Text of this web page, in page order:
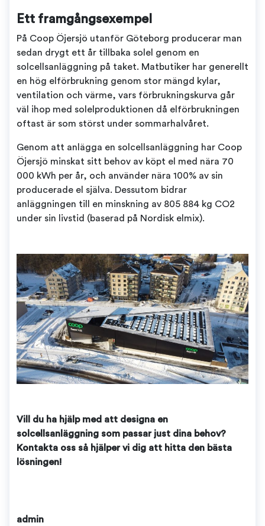
Ett framgångsexempel
På Coop Öjersjö utanför Göteborg producerar man
sedan drygt ett år tillbaka solel genom en
solcellsanläggning på taket. Matbutiker har generellt
en hög elförbrukning genom stor mängd kylar,
ventilation och värme, vars förbrukningskurva går
väl ihop med solelproduktionen då elförbrukningen
oftast är som störst under sommarhalvåret.
Genom att anlägga en solcellsanläggning har Coop
Öjersjö minskat sitt behov av köpt el med nära 70
000 kWh per år, och använder nära 100% av sin
producerade el själva. Dessutom bidrar
anläggningen till en minskning av 805 884 kg CO2
under sin livstid (baserad på Nordisk elmix).
Vill du ha hjälp med att designa en
solcellsanläggning som passar just dina behov?
Kontakta oss så hjälper vi dig att hitta den bästa
lösningen!
admin